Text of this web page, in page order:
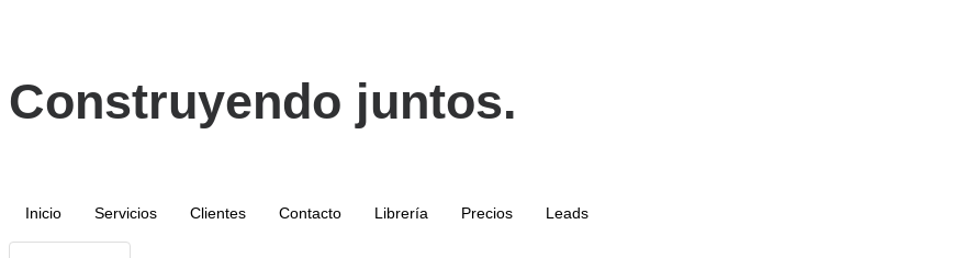
Construyendo juntos.
Inicio Servicios Clientes Contacto Librería Precios Leads